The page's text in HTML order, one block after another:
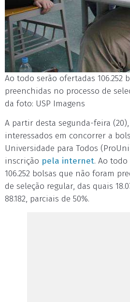
Ao todo serão ofertadas 106.252
preenchidas no processo de
da foto: USP Imagens
A partir desta segunda-feira
interessados em concorrer a
Universidade para Todos
inscrição pela internet. Ao
106.252 bolsas que não foram
de seleção regular, das quais
88.182, parciais de 50%.